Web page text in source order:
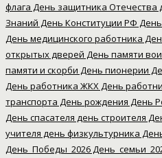
флага День защитника Отечества
Знаний День Конституции РФ
День медицинского работника
открытых дверей День памяти
памяти и скорби День пионерии
День работника ЖКХДень
транспорта День рождения День
День спасателя день строителя
учителя день физкультурника
День_Победы_2026